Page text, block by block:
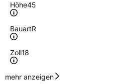
Höhe45
BauartR
Zoll18
Geschwindigkeitsindex
mehr anzeigen